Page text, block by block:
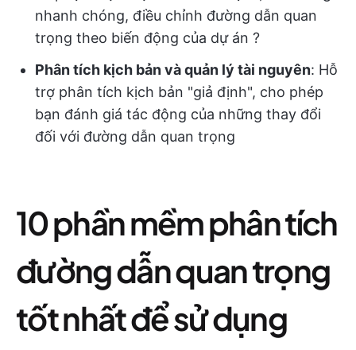
nhanh chóng, điều chỉnh đường dẫn quan
trọng theo biến động của dự án ?
Phân tích kịch bản và quản lý tài nguyên: Hỗ
trợ phân tích kịch bản "giả định", cho phép
bạn đánh giá tác động của những thay đổi
đối với đường dẫn quan trọng
10 phần mềm phân tích
đường dẫn quan trọng
tốt nhất để sử dụng